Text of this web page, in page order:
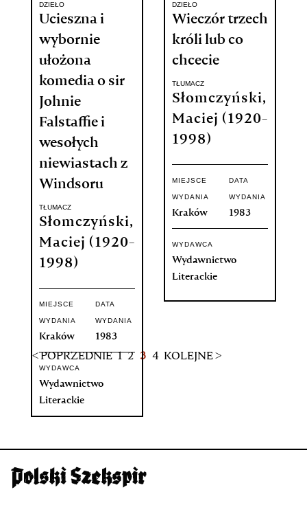
DZIEŁO
Ucieszna i
wybornie
ułożona
komedia o sir
Johnie
Falstaffie i
wesołych
niewiastach z
Windsoru
TŁUMACZ
Słomczyński,
Maciej (1920-
1998)
MIEJSCE
WYDANIA
Kraków
DATA
WYDANIA
1983
WYDAWCA
Wydawnictwo
Literackie
DZIEŁO
Wieczór trzech
króli lub co
chcecie
TŁUMACZ
Słomczyński,
Maciej (1920-
1998)
MIEJSCE
WYDANIA
Kraków
DATA
WYDANIA
1983
WYDAWCA
Wydawnictwo
Literackie
< POPRZEDNIE 1 2 3 4 KOLEJNE >